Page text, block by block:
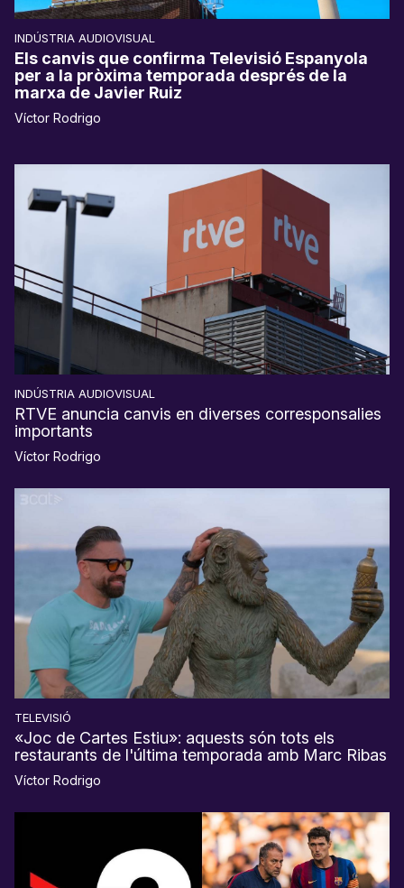
INDÚSTRIA AUDIOVISUAL
Els canvis que confirma Televisió Espanyola
per a la pròxima temporada després de la
marxa de Javier Ruiz
Víctor Rodrigo
INDÚSTRIA AUDIOVISUAL
RTVE anuncia canvis en diverses corresponsalies
importants
Víctor Rodrigo
TELEVISIÓ
«Joc de Cartes Estiu»: aquests són tots els
restaurants de l'última temporada amb Marc Ribas
Víctor Rodrigo